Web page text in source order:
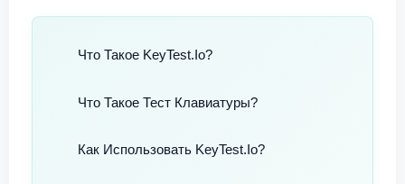
Что Такое KeyTest.io?
Что Такое Тест Клавиатуры?
Как Использовать KeyTest.io?